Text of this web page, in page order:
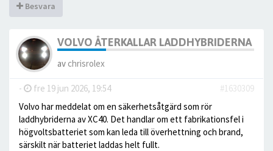
Besvara
VOLVO ÅTERKALLAR LADDHYBRIDERNA
av chrisrolex
- fre 19 jun 2026, 19:54
#1630309
Volvo har meddelat om en säkerhetsåtgärd som rör
laddhybriderna av XC40. Det handlar om ett fabrikationsfel i
högvoltsbatteriet som kan leda till överhettning och brand,
särskilt när batteriet laddas helt fullt.